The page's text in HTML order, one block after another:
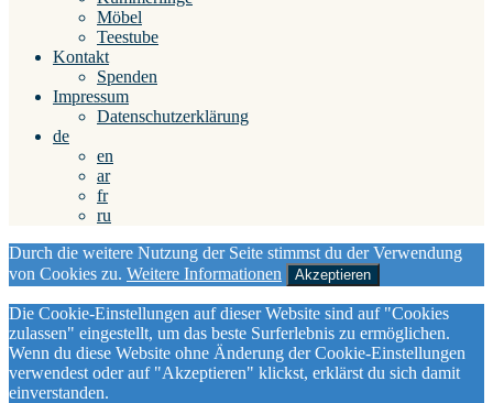
Möbel
Teestube
Kontakt
Spenden
Impressum
Datenschutzerklärung
de
en
ar
fr
ru
Durch die weitere Nutzung der Seite stimmst du der Verwendung
von Cookies zu. Weitere Informationen Akzeptieren
Die Cookie-Einstellungen auf dieser Website sind auf "Cookies
zulassen" eingestellt, um das beste Surferlebnis zu ermöglichen.
Wenn du diese Website ohne Änderung der Cookie-Einstellungen
verwendest oder auf "Akzeptieren" klickst, erklärst du sich damit
einverstanden.